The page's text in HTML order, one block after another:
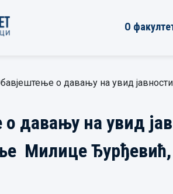
О
о давању на увид
давању на увид
Милице